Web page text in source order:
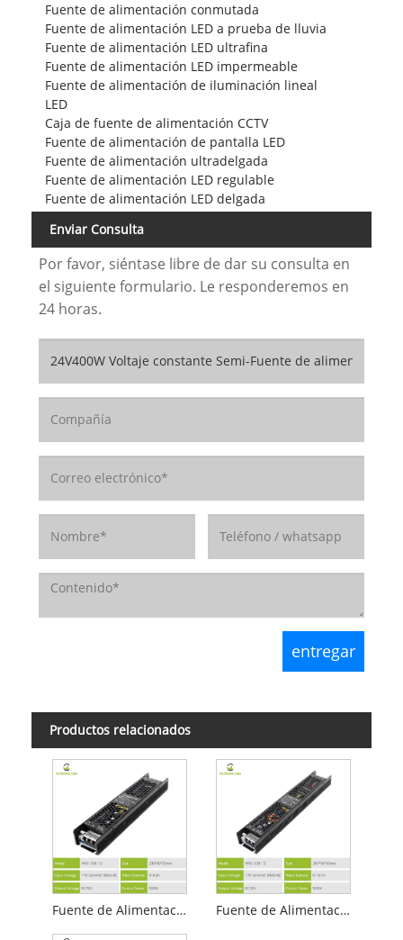
Fuente de alimentación conmutada
Fuente de alimentación LED a prueba de lluvia
Fuente de alimentación LED ultrafina
Fuente de alimentación LED impermeable
Fuente de alimentación de iluminación lineal
LED
Caja de fuente de alimentación CCTV
Fuente de alimentación de pantalla LED
Fuente de alimentación ultradelgada
Fuente de alimentación LED regulable
Fuente de alimentación LED delgada
Enviar Consulta
Por favor, siéntase libre de dar su consulta en
el siguiente formulario. Le responderemos en
24 horas.
Productos relacionados
Fuente de Alimentación LED Regulable 12V 100W TRIAC 0-10V Fuente de Alimentación LED Regulable 12V 200W TRIAC 0-10V